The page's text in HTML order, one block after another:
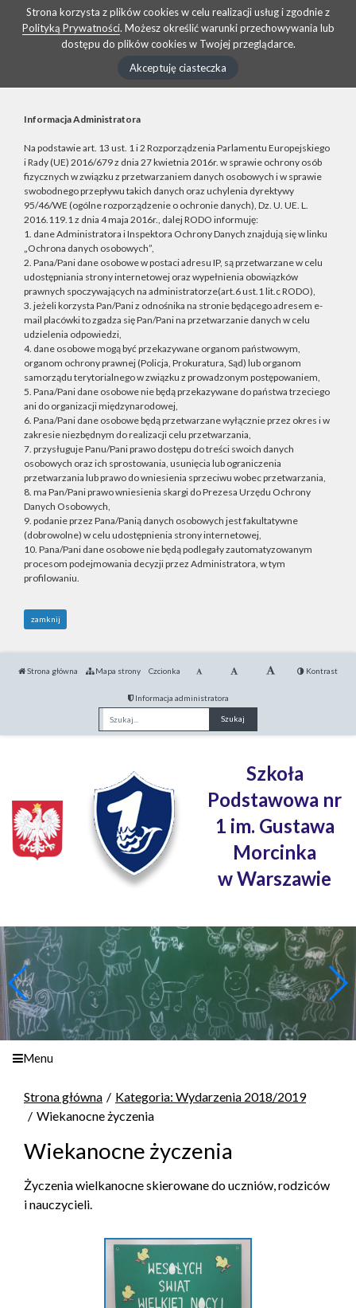
Strona korzysta z plików cookies w celu realizacji usług i zgodnie z
Polityką Prywatności. Możesz określić warunki przechowywania lub
dostępu do plików cookies w Twojej przeglądarce.
Akceptuję ciasteczka
Informacja Administratora
Na podstawie art. 13 ust. 1 i 2 Rozporządzenia Parlamentu Europejskiego
i Rady (UE) 2016/679 z dnia 27 kwietnia 2016r. w sprawie ochrony osób
fizycznych w związku z przetwarzaniem danych osobowych i w sprawie
swobodnego przepływu takich danych oraz uchylenia dyrektywy
95/46/WE (ogólne rozporządzenie o ochronie danych), Dz. U. UE. L.
2016.119.1 z dnia 4 maja 2016r., dalej RODO informuję:
1. dane Administratora i Inspektora Ochrony Danych znajdują się w linku
„Ochrona danych osobowych”,
2. Pana/Pani dane osobowe w postaci adresu IP, są przetwarzane w celu
udostępniania strony internetowej oraz wypełnienia obowiązków
prawnych spoczywających na administratorze(art.6 ust.1 lit.c RODO),
3. jeżeli korzysta Pan/Pani z odnośnika na stronie będącego adresem e-
mail placówki to zgadza się Pan/Pani na przetwarzanie danych w celu
udzielenia odpowiedzi,
4. dane osobowe mogą być przekazywane organom państwowym,
organom ochrony prawnej (Policja, Prokuratura, Sąd) lub organom
samorządu terytorialnego w związku z prowadzonym postępowaniem,
5. Pana/Pani dane osobowe nie będą przekazywane do państwa trzeciego
ani do organizacji międzynarodowej,
6. Pana/Pani dane osobowe będą przetwarzane wyłącznie przez okres i w
zakresie niezbędnym do realizacji celu przetwarzania,
7. przysługuje Panu/Pani prawo dostępu do treści swoich danych
osobowych oraz ich sprostowania, usunięcia lub ograniczenia
przetwarzania lub prawo do wniesienia sprzeciwu wobec przetwarzania,
8. ma Pan/Pani prawo wniesienia skargi do Prezesa Urzędu Ochrony
Danych Osobowych,
9. podanie przez Pana/Panią danych osobowych jest fakultatywne
(dobrowolne) w celu udostępnienia strony internetowej,
10. Pana/Pani dane osobowe nie będą podlegały zautomatyzowanym
procesom podejmowania decyzji przez Administratora, w tym
profilowaniu.
zamknij
Strona główna Mapa strony Czcionka Kontrast
Informacja administratora
Fraza
Szkoła
Podstawowa nr
1 im. Gustawa
Morcinka
w Warszawie
Menu
Strona główna
Kategoria: Wydarzenia 2018/2019
Wiekanocne życzenia
Wiekanocne życzenia
Życzenia wielkanocne skierowane do uczniów, rodziców
i nauczycieli.